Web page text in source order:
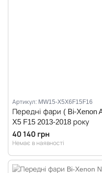
Артикул: MW15-X5X6F15F16
Передні фари ( Bi-Xenon
X5 F15 2013-2018 року
40 140 грн
Немає в наявності